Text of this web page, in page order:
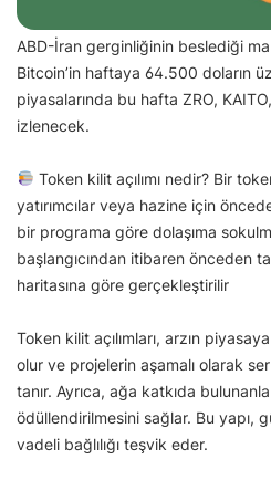
ABD-İran gerginliğinin beslediği
Bitcoin’in haftaya 64.500 doların
piyasalarında bu hafta ZRO, KAITO,
izlenecek.
Token kilit açılımı nedir? Bir
yatırımcılar veya hazine için
bir programa göre dolaşıma
başlangıcından itibaren önceden
haritasına göre gerçekleştirilir
Token kilit açılımları, arzın
olur ve projelerin aşamalı olarak
tanır. Ayrıca, ağa katkıda
ödüllendirilmesini sağlar. Bu yapı,
vadeli bağlılığı teşvik eder.